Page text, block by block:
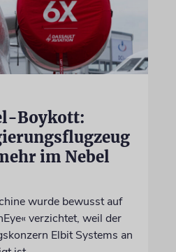
Boykott:
im Nebel
wurde bewusst auf
verzichtet, weil der
Elbit Systems an